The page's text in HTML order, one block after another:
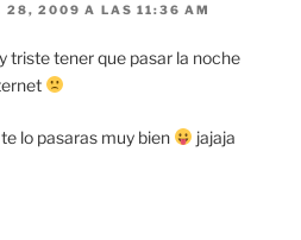
28, 2009 A LAS 11:36 AM
triste tener que pasar la noche
lo pasaras muy bien jajaja